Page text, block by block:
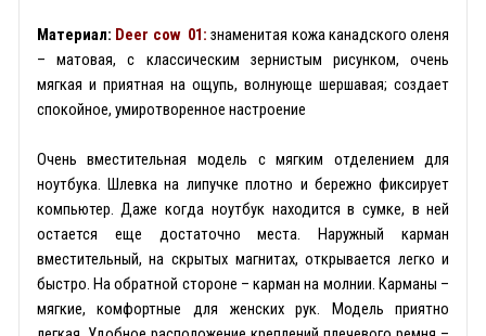
Материал: Deer cow 01: знаменитая кожа канадского оленя
– матовая, с классическим зернистым рисунком, очень
мягкая и приятная на ощупь, волнующе шершавая; создает
спокойное, умиротворенное настроение
Очень вместительная модель с мягким отделением для
ноутбука. Шлевка на липучке плотно и бережно фиксирует
компьютер. Даже когда ноутбук находится в сумке, в ней
остается еще достаточно места. Наружный карман
вместительный, на скрытых магнитах, открывается легко и
быстро. На обратной стороне – карман на молнии. Карманы –
мягкие, комфортные для женских рук. Модель приятно